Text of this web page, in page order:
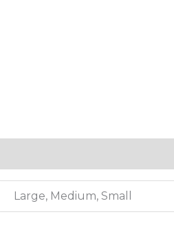
Large, Medium, Small